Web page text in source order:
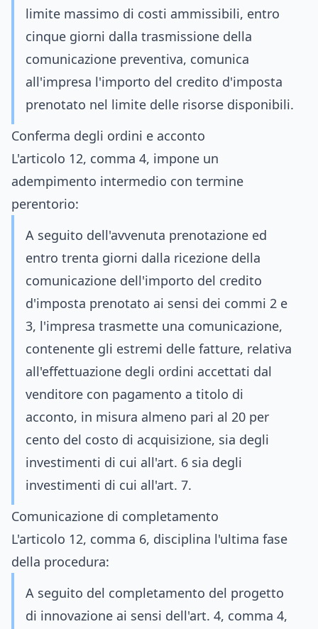
limite massimo di costi ammissibili, entro
cinque giorni dalla trasmissione della
comunicazione preventiva, comunica
all'impresa l'importo del credito d'imposta
prenotato nel limite delle risorse disponibili.
Conferma degli ordini e acconto
L'articolo 12, comma 4, impone un
adempimento intermedio con termine
perentorio:
A seguito dell'avvenuta prenotazione ed
entro trenta giorni dalla ricezione della
comunicazione dell'importo del credito
d'imposta prenotato ai sensi dei commi 2 e
3, l'impresa trasmette una comunicazione,
contenente gli estremi delle fatture, relativa
all'effettuazione degli ordini accettati dal
venditore con pagamento a titolo di
acconto, in misura almeno pari al 20 per
cento del costo di acquisizione, sia degli
investimenti di cui all'art. 6 sia degli
investimenti di cui all'art. 7.
Comunicazione di completamento
L'articolo 12, comma 6, disciplina l'ultima fase
della procedura:
A seguito del completamento del progetto
di innovazione ai sensi dell'art. 4, comma 4,